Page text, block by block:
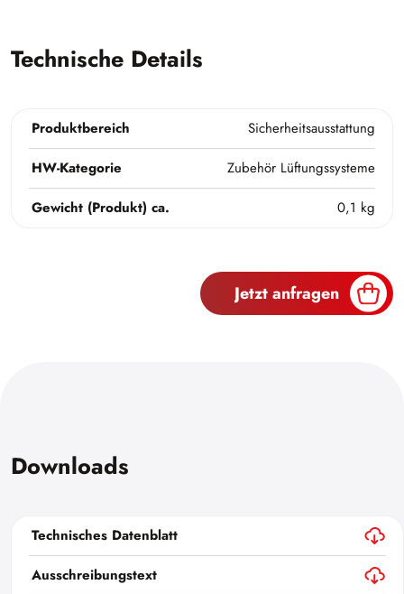
Technische Details
Produktbereich
Sicherheitsausstattung
HW-Kategorie
Zubehör Lüftungssysteme
Gewicht (Produkt) ca.
0,1 kg
Jetzt anfragen
Downloads
Technisches Datenblatt
Ausschreibungstext